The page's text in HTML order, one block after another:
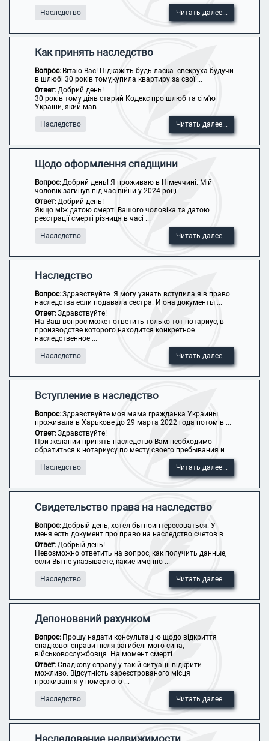
Наследство Читать далее...
Как принять наследство
Вопрос: Вітаю Вас! Підкажіть будь ласка: свекруха будучи
в шлюбі 30 років тому,купила квартиру за свої ...
Ответ:Добрий день!
30 років тому діяв старий Кодекс про шлюб та сім'ю
України, який мав ...
Наследство Читать далее...
Щодо оформлення спадщини
Вопрос:Добрий день! Я проживаю в Німеччині. Мій
чоловік загинув під час війни у 2024 році. ...
Ответ:Добрий день!
Якщо між датою смерті Вашого чоловіка та датою
реєстрації смерті різниця в часі ...
Наследство Читать далее...
Наследство
Вопрос:Здравствуйте. Я могу узнать вступила я в право
наследства если подавала сестра. И она документы ...
Ответ:Здравствуйте!
На Ваш вопрос может ответить только тот нотариус, в
производстве которого находится конкретное
наследственное ...
Наследство Читать далее...
Вступление в наследство
Вопрос:Здравствуйте моя мама гражданка Украины
проживала в Харькове до 29 марта 2022 года потом в ...
Ответ:Здравствуйте!
При желании принять наследство Вам необходимо
обратиться к нотариусу по месту своего пребывания и ...
Наследство Читать далее...
Свидетельство права на наследство
Вопрос:Добрый день, хотел бы поинтересоваться. У
меня есть документ про право на наследство счетов в ...
Ответ:Добрый день!
Невозможно ответить на вопрос, как получить данные,
если Вы не указываете, какие именно ...
Наследство Читать далее...
Депонований рахунком
Вопрос: Прошу надати консультацію щодо відкриття
спадкової справи після загибелі мого сина,
військовослужбовця. На момент смерті ...
Ответ:Спадкову справу у такій ситуації відкрити
можливо. Відсутність зареєстрованого місця
проживання у померлого ...
Наследство Читать далее...
Наследование недвижимости